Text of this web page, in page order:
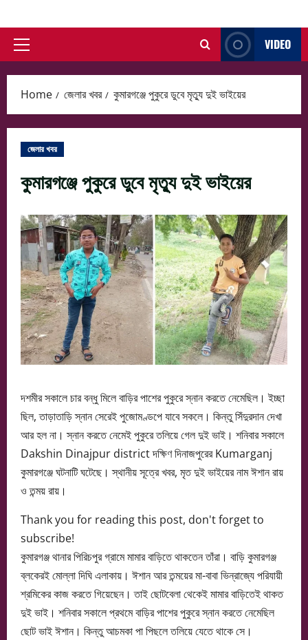
to
contentPrimary
VIDEO
Home জেলার খবর কুমারগঞ্জে পুকুরে ডুবে মৃত্যু দুই ভাইয়ের
জেলার খবর
কুমারগঞ্জে পুকুরে ডুবে মৃত্যু দুই ভাইয়ের
দশমীর সকালে চার বন্ধু মিলে বাড়ির পাশের পুকুরে স্নান করতে নেমেছিল। ইচ্ছা
ছিল, তাড়াতাড়ি স্নান সেরেই পুজোমণ্ডপে যাবে সকলে। কিন্তু সিঁদুরদান দেখা
আর হল না। স্নান করতে নেমেই পুকুরে তলিয়ে গেল দুই ভাই। শনিবার সকালে
Dakshin Dinajpur district দক্ষিণ দিনাজপুরের Kumarganj
কুমারগঞ্জে ঘটনাটি ঘটেছে। স্থানীয় সূত্রে খবর, মৃত দুই ভাইয়ের নাম ঈশান রায়
ও তন্ময় রায়।
Thank you for reading this post, don't forget to
subscribe!
কুমারগঞ্জ থানার পিরিচপুর গ্রামে মামার বাড়িতে থাকতেন তাঁরা। বাড়ি কুমারগঞ্জ
ব্লকেরই মোল্লা দিঘি এলাকায়। ঈশান আর তন্ময়ের মা-বাবা ভিন্‌রাজ্যে পরিযায়ী
শ্রমিকের কাজ করতে গিয়েছেন। তাই ছোটবেলা থেকেই মামার বাড়িতেই থাকত
দুই ভাই। শনিবার সকালে প্রথমে বাড়ির পাশের পুকুরে স্নান করতে নেমেছিল
ছোট ভাই ঈশান। কিন্তু আচমকা পা পিছলে তলিয়ে যেতে থাকে সে।